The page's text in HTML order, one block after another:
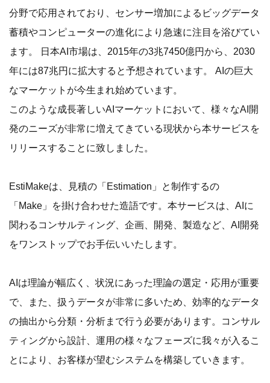
分野で応用されており、センサー増加によるビッグデータ
蓄積やコンピューターの進化により急速に注目を浴びてい
ます。 日本AI市場は、2015年の3兆7450億円から、2030
年には87兆円に拡大すると予想されています。 AIの巨大
なマーケットが今生まれ始めています。
このような成長著しいAIマーケットにおいて、様々なAI開
発のニーズが非常に増えてきている現状から本サービスを
リリースすることに致しました。
EstiMakeは、見積の「Estimation」と制作するの
「Make」を掛け合わせた造語です。本サービスは、AIに
関わるコンサルティング、企画、開発、製造など、AI開発
をワンストップでお手伝いいたします。
AIは理論が幅広く、状況にあった理論の選定・応用が重要
で、また、扱うデータが非常に多いため、効率的なデータ
の抽出から分類・分析まで行う必要があります。コンサル
ティングから設計、運用の様々なフェーズに我々が入るこ
とにより、お客様が望むシステムを構築していきます。